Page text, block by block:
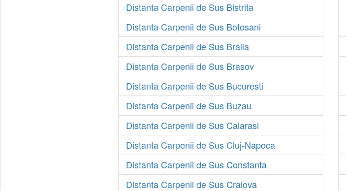
Distanta Carpenii de Sus Bistrita
Distanta Carpenii de Sus Botosani
Distanta Carpenii de Sus Braila
Distanta Carpenii de Sus Brasov
Distanta Carpenii de Sus Bucuresti
Distanta Carpenii de Sus Buzau
Distanta Carpenii de Sus Calarasi
Distanta Carpenii de Sus Cluj-Napoca
Distanta Carpenii de Sus Constanta
Distanta Carpenii de Sus Craiova